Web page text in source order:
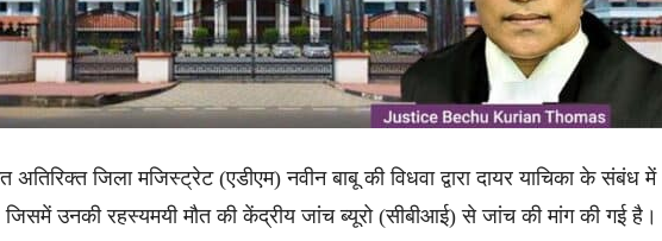
अतिरिक्त जिला मजिस्ट्रेट (एडीएम) नवीन बाबू की विधवा द्वारा दायर याचिका के संबंध में
जिसमें उनकी रहस्यमयी मौत की केंद्रीय जांच ब्यूरो (सीबीआई) से जांच की मांग की गई है।